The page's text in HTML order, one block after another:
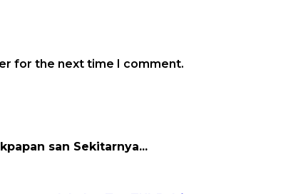
for the next time I comment.
san Sekitarnya...